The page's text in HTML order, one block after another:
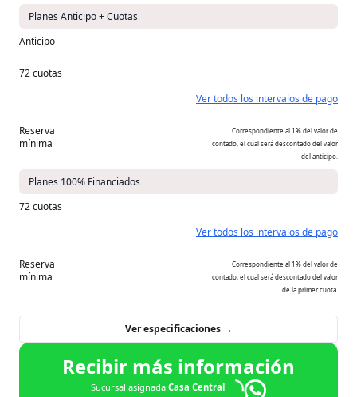
Planes Anticipo + Cuotas
Anticipo
72 cuotas
Ver todos los intervalos de pago
Reserva
mínima
Correspondiente al 1% del valor de
contado, el cual será descontado del valor
del anticipo.
Planes 100% Financiados
72 cuotas
Ver todos los intervalos de pago
Reserva
mínima
Correspondiente al 1% del valor de
contado, el cual será descontado del valor
de la primer cuota.
Ver especificaciones →
Recibir más información
Sucursal asignada:Casa Central